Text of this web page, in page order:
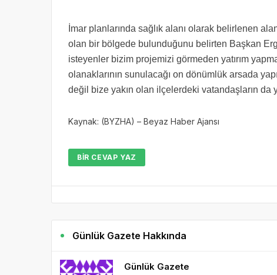
İmar planlarında sağlık alanı olarak belirlenen
olan bir bölgede bulunduğunu belirten Başkan
isteyenler bizim projemizi görmeden yatırım
olanaklarının sunulacağı on dönümlük arsada
değil bize yakın olan ilçelerdeki vatandaşların da
Kaynak: (BYZHA) – Beyaz Haber Ajansı
BIR CEVAP YAZ
Günlük Gazete Hakkında
Günlük Gazete